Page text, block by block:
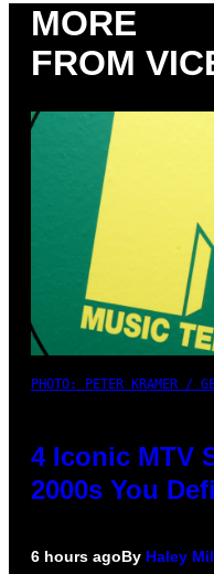
MORE
FROM
PHOTO: PETER KRAMER /
4 Iconic MTV
2000s You
6 hours agoBy Haley